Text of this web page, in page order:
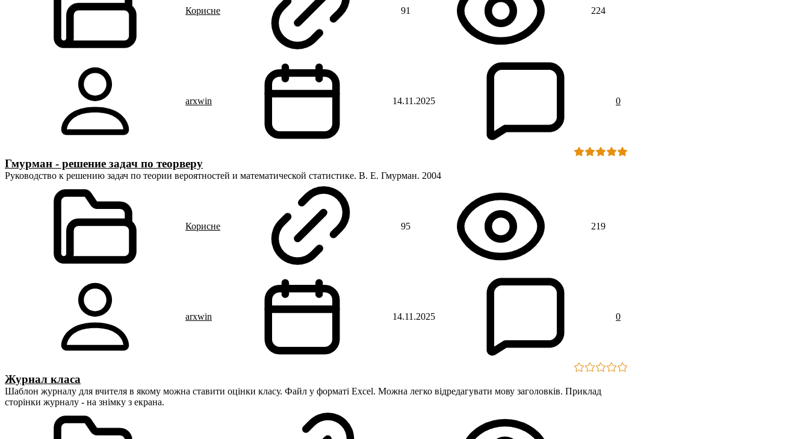
Корисне 91 224
arxwin 14.11.2025 0
Гмурман - решение задач по теорверу
Руководство к решению задач по теории вероятностей и математической статистике. В. Е. Гмурман. 2004
Корисне 95 219
arxwin 14.11.2025 0
Журнал класа
Шаблон журналу для вчителя в якому можна ставити оцінки класу. Файл у форматі Excel. Можна легко відредагувати мову заголовків. Приклад
сторінки журналу - на знімку з екрана.